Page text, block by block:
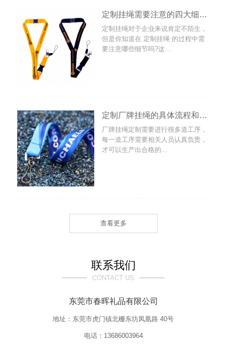
定制挂绳需要注意的四大细节，让你了解挂绳的
定制挂绳对于企业来说肯定不陌生，
但是你知道在 定制挂绳 的过程中需
要注意哪些细节吗?这...
定制厂牌挂绳的具体流程和注意事项有哪些
厂牌挂绳定制需要进行很多道工序，
每一道工序需要相关人员认真负责，
才可以生产出合格的...
查看更多
联系我们
CONTACT US
东莞市春晖礼品有限公司
地址：东莞市虎门镇北栅东坊凤凰路 40号
电话：13686003964